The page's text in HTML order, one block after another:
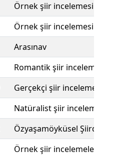
Örnek şiir incelemesi
Örnek şiir incelemesi
Arasınav
Romantik şiir incelemesi
Gerçekçi şiir incelemesi
Natüralist şiir incelemesi
Özyaşamöyküsel Şiirde
Örnek şiir incelemeleri